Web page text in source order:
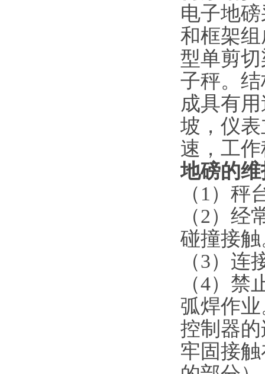
电子地
和框架
型单剪
子秤。
成具有
坡，仪
速，工
地磅的
（ 1 ）秤
（2）经
碰撞接
（3）连
（4）禁
弧焊作
控制器
牢固接